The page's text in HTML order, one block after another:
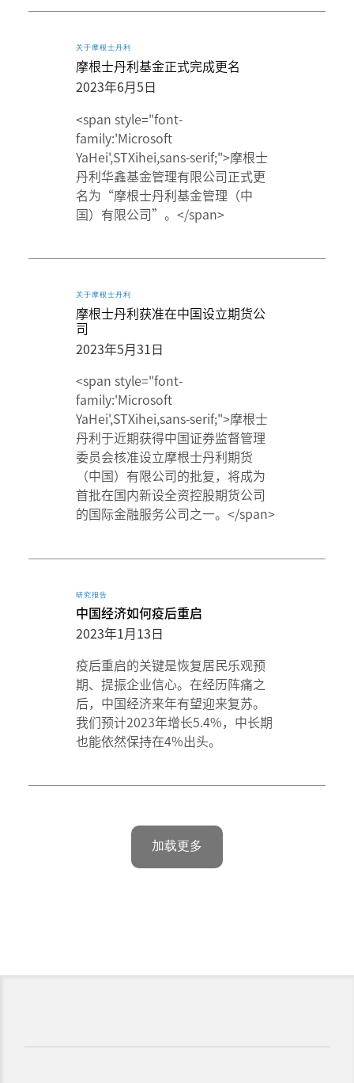
关于摩根士丹利
摩根士丹利基金正式完成更名
2023年6月5日
<span style="font-
family:'Microsoft
YaHei',STXihei,sans-serif;">摩根士
丹利华鑫基金管理有限公司正式更
名为“摩根士丹利基金管理（中
国）有限公司”。</span>
关于摩根士丹利
摩根士丹利获准在中国设立期货公
司
2023年5月31日
<span style="font-
family:'Microsoft
YaHei',STXihei,sans-serif;">摩根士
丹利于近期获得中国证券监督管理
委员会核准设立摩根士丹利期货
（中国）有限公司的批复，将成为
首批在国内新设全资控股期货公司
的国际金融服务公司之一。</span>
研究报告
中国经济如何疫后重启
2023年1月13日
疫后重启的关键是恢复居民乐观预
期、提振企业信心。在经历阵痛之
后，中国经济来年有望迎来复苏。
我们预计2023年增长5.4%，中长期
也能依然保持在4%出头。
加载更多